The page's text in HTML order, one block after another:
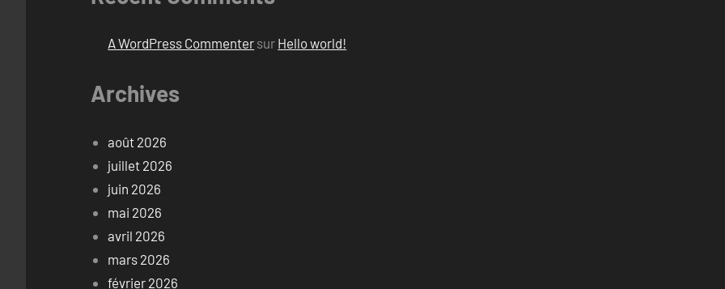
A WordPress Commenter sur Hello world!
Archives
août 2026
juillet 2026
juin 2026
mai 2026
avril 2026
mars 2026
février 2026